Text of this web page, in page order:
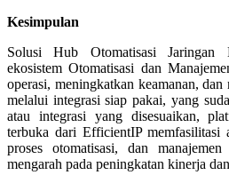
Kesimpulan
Solusi Hub Otomatisasi Jaringan
ekosistem Otomatisasi dan
operasi, meningkatkan keamanan,
melalui integrasi siap pakai, yang
atau integrasi yang disesuaikan,
terbuka dari EfficientIP memfasilitasi
proses otomatisasi, dan
mengarah pada peningkatan kinerja